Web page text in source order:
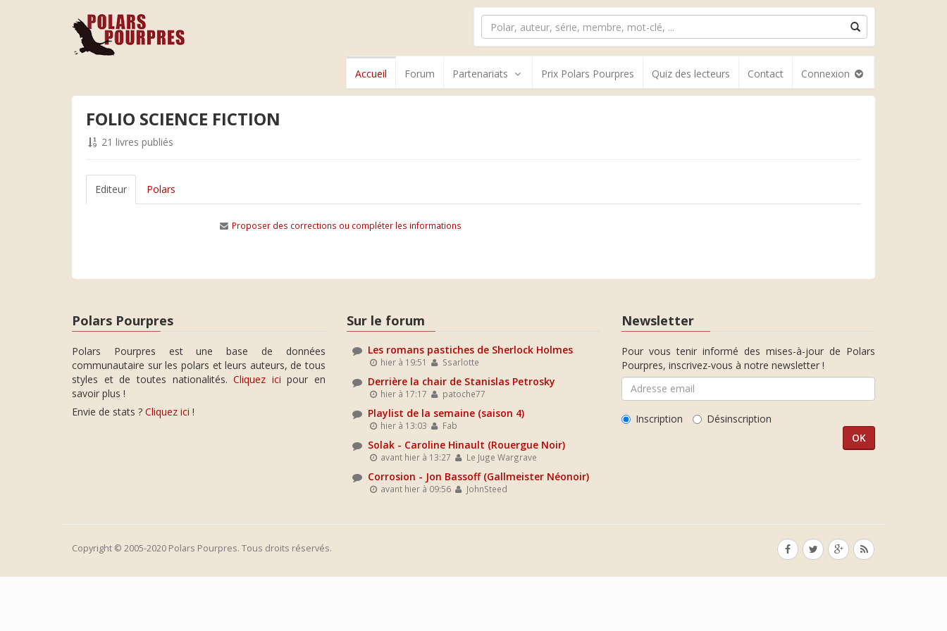
Accueil Forum Partenariats Prix Polars Pourpres Quiz des lecteurs Contact Connexion
FOLIO SCIENCE FICTION
21 livres publiés
Editeur Polars
Proposer des corrections ou compléter les informations
Polars Pourpres
Polars Pourpres est une base de données
communautaire sur les polars et leurs auteurs, de tous
styles et de toutes nationalités.Cliquez ici pour en
savoir plus !
Envie de stats ? Cliquez ici !
Sur le forum
Les romans pastiches de Sherlock Holmes
hier à 19:51 Ssarlotte
Derrière la chair de Stanislas Petrosky
hier à 17:17 patoche77
Playlist de la semaine (saison 4)
hier à 13:03 Fab
Solak - Caroline Hinault (Rouergue Noir)
avant hier à 13:27 Le Juge Wargrave
Corrosion - Jon Bassoff (Gallmeister Néonoir)
avant hier à 09:56 JohnSteed
Newsletter
Pour vous tenir informé des mises-à-jour de Polars
Pourpres, inscrivez-vous à notre newsletter !
Inscription Désinscription
Copyright © 2005-2020 Polars Pourpres. Tous droits réservés.